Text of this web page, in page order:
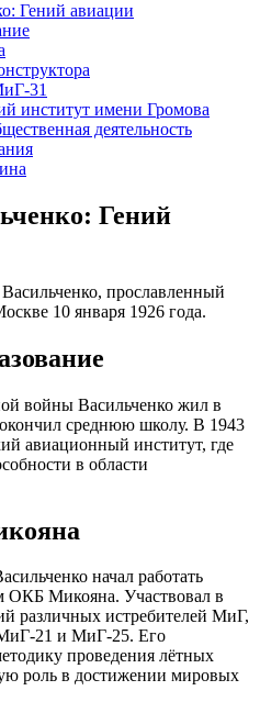
Гений авиации
31
институт имени Громова
деятельность
Гений
прославленный
10 января 1926 года.
войны Васильченко жил в
среднюю школу. В 1943
авиационный институт, где
в области
начал работать
ОКБ Микояна. Участвовал в
различных истребителей МиГ,
21 и МиГ-25. Его
проведения лётных
роль в достижении мировых